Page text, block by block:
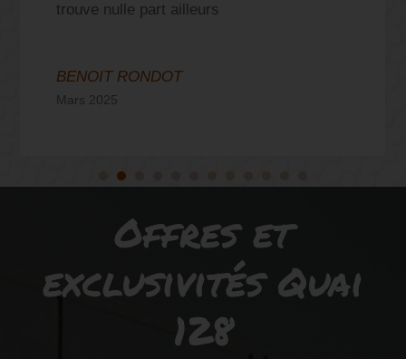
trouve nulle part ailleurs
BENOIT RONDOT
Mars 2025
Offres et
exclusivités Quai
128